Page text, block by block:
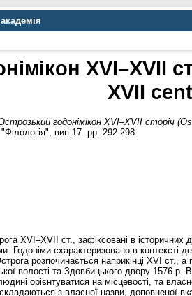
XVI–XVII
XVII
годонімікон XVI–XVII сторіч
вип.17. pp. 292-298.
XVI–XVII ст., зафіксовані в історичних
схарактеризовано в контексті
розпочинається наприкінці XVI ст., а
волості та Здовбицького двору 1576
орієнтуватися на місцевості, та
з власної назви, доповненої